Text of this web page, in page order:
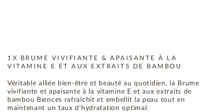
1X BRUME VIVIFIANTE & APAISANTE À LA
VITAMINE E ET AUX EXTRAITS DE BAMBOU
Véritable alliée bien-être et beauté au quotidien, la Brume
vivifiante et apaisante à la vitamine E et aux extraits de
bambou Biences rafraîchit et embellit la peau tout en
maintenant un taux d'hydratation optimal.